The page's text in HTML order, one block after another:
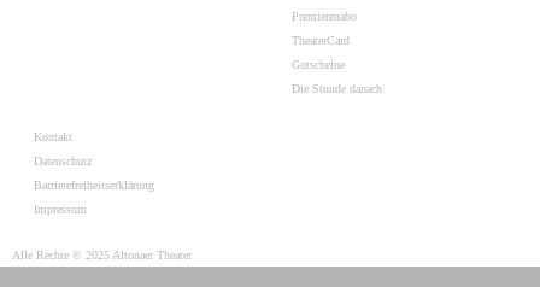
Premierenabo
TheaterCard
Gutscheine
Die Stunde danach
Kontakt
Datenschutz
Barrierefreiheitserklärung
Impressum
Alle Rechte © 2025 Altonaer Theater